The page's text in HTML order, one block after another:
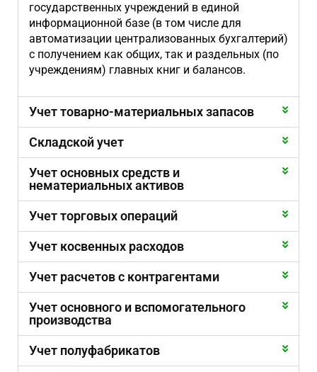
государственных учреждений в единой
информационной базе (в том числе для
автоматизации централизованных бухгалтерий)
с получением как общих, так и раздельных (по
учреждениям) главных книг и балансов.
Учет товарно-материальных запасов
Складской учет
Учет основных средств и
нематериальных активов
Учет торговых операций
Учет косвенных расходов
Учет расчетов с контрагентами
Учет основного и вспомогательного
производства
Учет полуфабрикатов